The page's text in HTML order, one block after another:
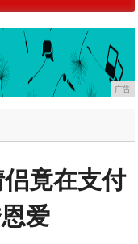
广告
竟在支付
爱